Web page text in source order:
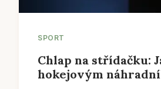
SPORT
Chlap na střídačku:
hokejovým